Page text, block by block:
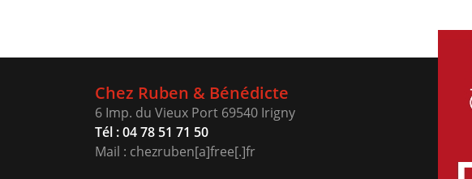
Chez Ruben & Bénédicte
6 Imp. du Vieux Port 69540 Irigny
Tél : 04 78 51 71 50
Mail : chezruben[a]free[.]fr